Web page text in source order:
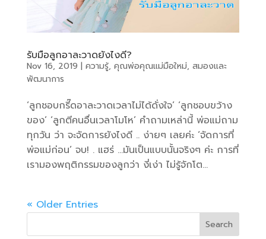
รับมือลูกอาละวาดยังไงดี?
Nov 16, 2019 | ความรู้, คุณพ่อคุณแม่มือใหม่, สมองและ
พัฒนาการ
‘ลูกชอบกรี๊ดอาละวาดเวลาไม่ได้ดั่งใจ’ ‘ลูกชอบขว้าง
ของ’ ‘ลูกตีคนอื่นเวลาโมโห’ คำถามเหล่านี้ พ่อแม่ถาม
ทุกวัน ว่า จะจัดการยังไงดี .. ง่ายๆ เลยค่ะ ‘จัดการที่
พ่อแม่ก่อน’ จบ! . แฮร่ …มันเป็นแบบนั้นจริงๆ ค่ะ การที่
เรามองพฤติกรรมของลูกว่า งี่เง่า ไม่รู้จักโต...
« Older Entries